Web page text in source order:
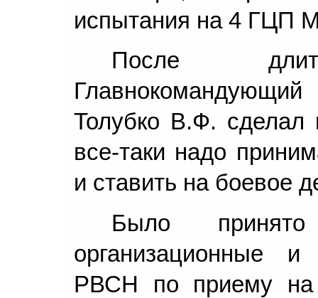
испытания на 4 ГЦП
После
Толубко В.Ф.
все-таки надо
и ставить на боевое
Было
организационные
РВСН по приему на